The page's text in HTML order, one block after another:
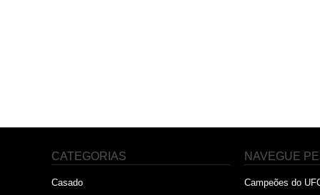
CATEGORIAS
Casado
NAVEGUE
Campeões do